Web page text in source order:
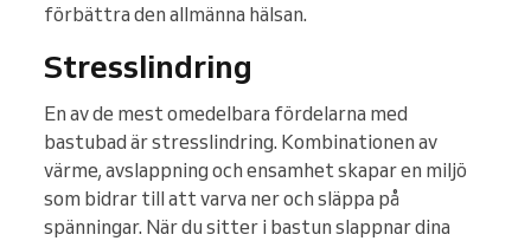
förbättra den allmänna hälsan.
Stresslindring
En av de mest omedelbara fördelarna med
bastubad är stresslindring. Kombinationen av
värme, avslappning och ensamhet skapar en miljö
som bidrar till att varva ner och släppa på
spänningar. När du sitter i bastun slappnar dina